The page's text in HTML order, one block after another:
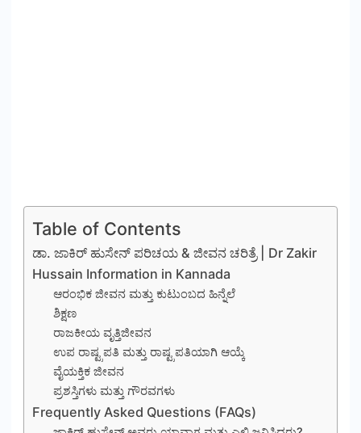
Table of Contents
ಡಾ. ಜಾಕಿರ್ ಹುಸೇನ್ ಪರಿಚಯ & ಜೀವನ ಚರಿತ್ರೆ | Dr Zakir
Hussain Information in Kannada
ಆರಂಭಿಕ ಜೀವನ ಮತ್ತು ಕುಟುಂಬದ ಹಿನ್ನೆಲೆ
ಶಿಕ್ಷಣ
ರಾಜಕೀಯ ವೃತ್ತಿಜೀವನ
ಉಪ ರಾಷ್ಟ್ರಪತಿ ಮತ್ತು ರಾಷ್ಟ್ರಪತಿಯಾಗಿ ಆಯ್ಕೆ
ವೈಯಕ್ತಿಕ ಜೀವನ
ಪ್ರಶಸ್ತಿಗಳು ಮತ್ತು ಗೌರವಗಳು
Frequently Asked Questions (FAQs)